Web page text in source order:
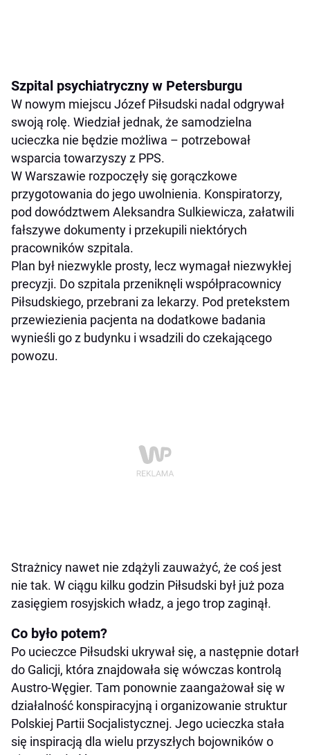
Szpital psychiatryczny w Petersburgu
W nowym miejscu Józef Piłsudski nadal odgrywał
swoją rolę. Wiedział jednak, że samodzielna
ucieczka nie będzie możliwa – potrzebował
wsparcia towarzyszy z PPS.
W Warszawie rozpoczęły się gorączkowe
przygotowania do jego uwolnienia. Konspiratorzy,
pod dowództwem Aleksandra Sulkiewicza, załatwili
fałszywe dokumenty i przekupili niektórych
pracowników szpitala.
Plan był niezwykle prosty, lecz wymagał niezwykłej
precyzji. Do szpitala przeniknęli współpracownicy
Piłsudskiego, przebrani za lekarzy. Pod pretekstem
przewiezienia pacjenta na dodatkowe badania
wynieśli go z budynku i wsadzili do czekającego
powozu.
Strażnicy nawet nie zdążyli zauważyć, że coś jest
nie tak. W ciągu kilku godzin Piłsudski był już poza
zasięgiem rosyjskich władz, a jego trop zaginął.
Co było potem?
Po ucieczce Piłsudski ukrywał się, a następnie dotarł
do Galicji, która znajdowała się wówczas kontrolą
Austro-Węgier. Tam ponownie zaangażował się w
działalność konspiracyjną i organizowanie struktur
Polskiej Partii Socjalistycznej. Jego ucieczka stała
się inspiracją dla wielu przyszłych bojowników o